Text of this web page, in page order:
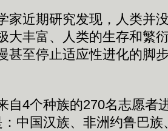
近期研究发现，人类并
大丰富、人类的生存和繁
甚至停止适应性进化的脚
4个种族的270名志愿者
中国汉族、非洲约鲁巴